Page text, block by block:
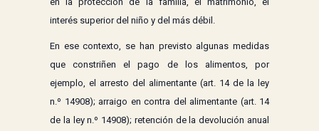
interés superior del niño y del más débil.
En ese contexto, se han previsto algunas medidas
que constriñen el pago de los alimentos, por
ejemplo, el arresto del alimentante (art. 14 de la ley
n.º 14908); arraigo en contra del alimentante (art. 14
de la ley n.º 14908); retención de la devolución anual